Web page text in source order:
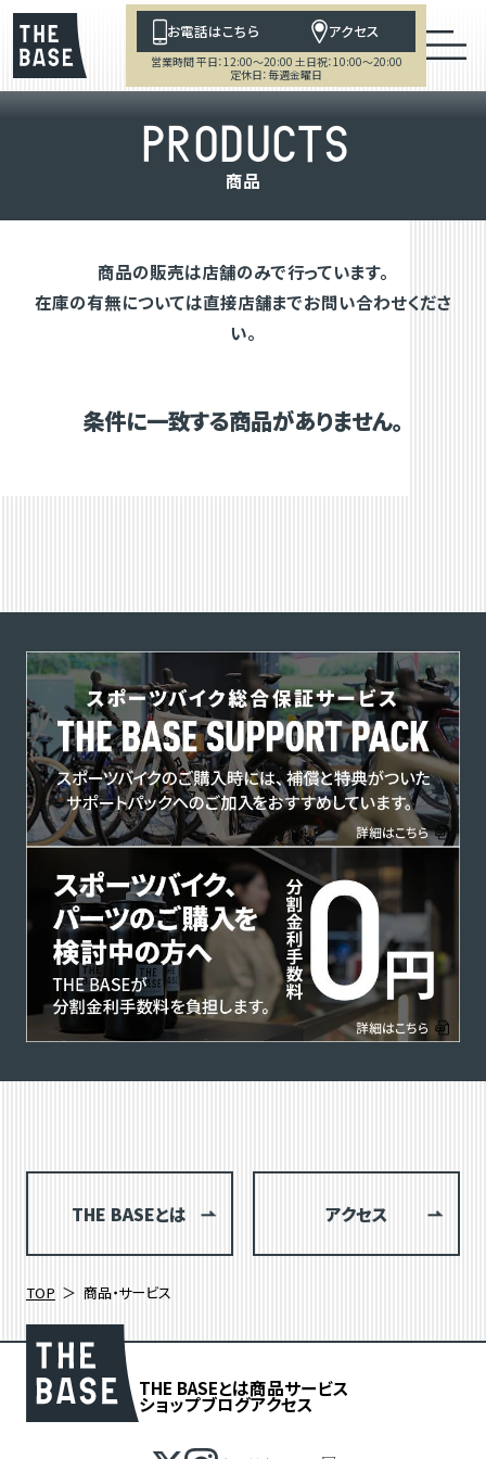
お電話はこちら アクセス
営業時間 平日：12:00～20:00 土日祝：10:00～20:00
定休日：毎週金曜日
PRODUCTS
商品
商品の販売は店舗のみで行っています。
在庫の有無については直接店舗までお問い合わせくださ
い。
条件に一致する商品がありません。
THE BASEとは アクセス
TOP 商品・サービス
THE BASEとは商品サービス
ショップブログアクセス